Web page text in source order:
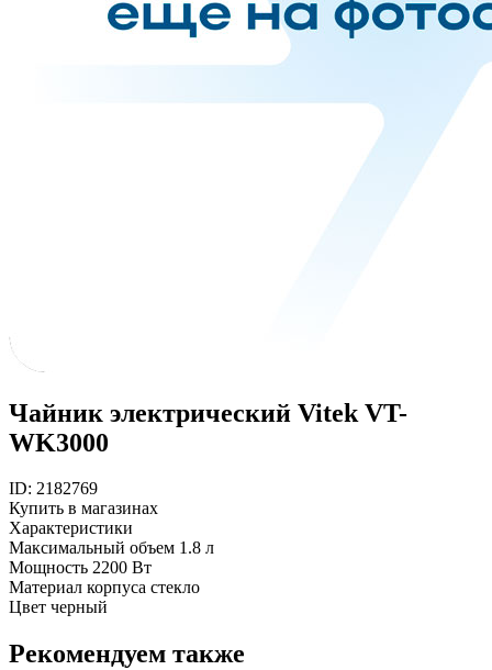
Чайник электрический Vitek VT-
WK3000
ID: 2182769
Купить в магазинах
Характеристики
Максимальный объем 1.8 л
Мощность 2200 Вт
Материал корпуса стекло
Цвет черный
Рекомендуем также